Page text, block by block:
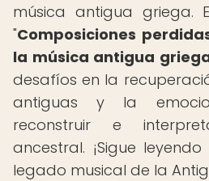
música antigua griega.
"Composiciones
la música antigua
desafíos en la
antiguas y la
reconstruir e
ancestral. ¡Sigue
legado musical de la